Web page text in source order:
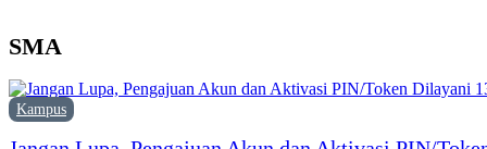
SMA
Kampus